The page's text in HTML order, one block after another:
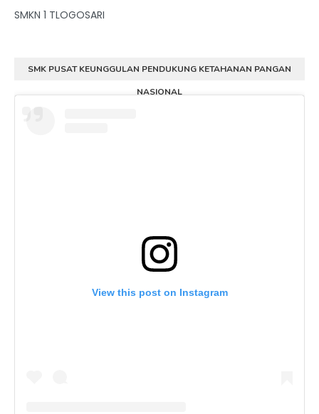
SMKN 1 TLOGOSARI
SMK PUSAT KEUNGGULAN PENDUKUNG KETAHANAN PANGAN
NASIONAL
View this post on Instagram